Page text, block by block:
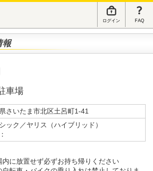
ログイン FAQ
報
車場
さいたま市北区土呂町1-41
ック／ヤリス（ハイブリッド）
内に放置せず必ずお持ち帰りください